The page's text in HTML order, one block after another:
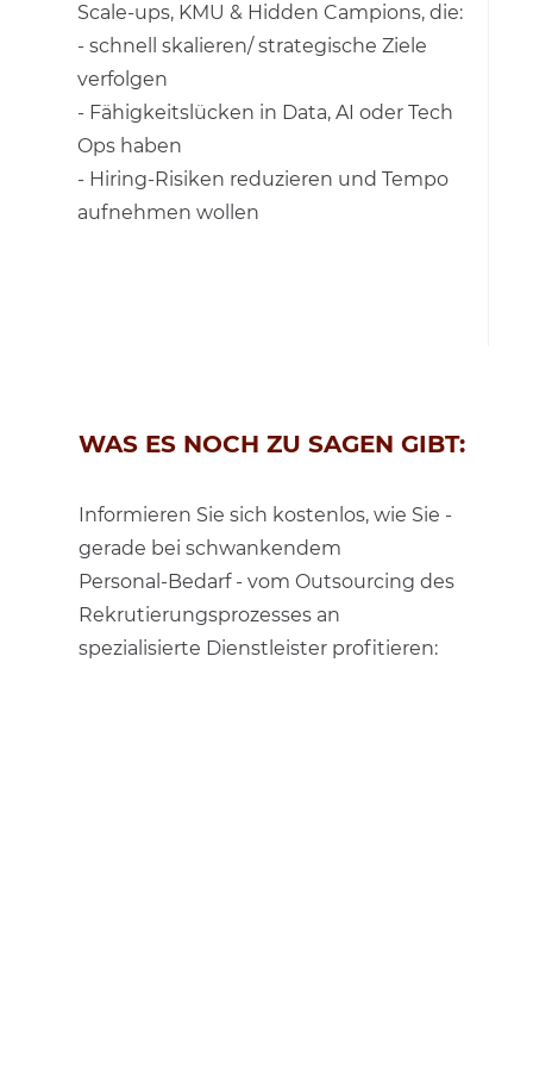
Scale-ups, KMU & Hidden Campions, die:
- schnell skalieren/ strategische Ziele
verfolgen
- Fähigkeitslücken in Data, AI oder Tech
Ops haben
- Hiring-Risiken reduzieren und Tempo
aufnehmen wollen
WAS ES NOCH ZU SAGEN GIBT:
Informieren Sie sich kostenlos, wie Sie -
gerade bei schwankendem
Personal-Bedarf - vom Outsourcing des
Rekrutierungsprozesses an
spezialisierte Dienstleister profitieren: